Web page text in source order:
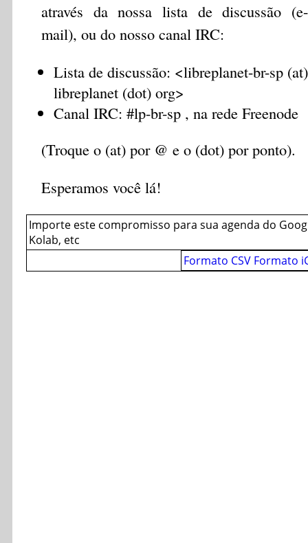
através da nossa lista de discussão (e-
mail), ou do nosso canal IRC:
Lista de discussão: <libreplanet-br-sp (at)
libreplanet (dot) org>
Canal IRC: #lp-br-sp , na rede Freenode
(Troque o (at) por @ e o (dot) por ponto).
Esperamos você lá!
Importe este compromisso para sua agenda do
Kolab, etc
Formato CSV Formato